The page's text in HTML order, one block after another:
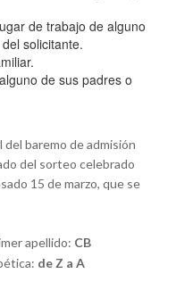
de trabajo de alguno
solicitante.
de sus padres o
baremo de admisión
del sorteo celebrado
15 de marzo, que se
apellido: CB
de Z a A